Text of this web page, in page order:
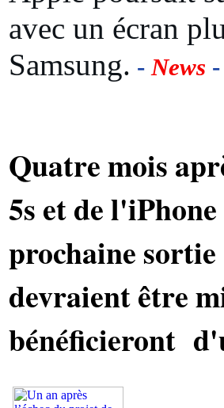
avec un écran
Samsung. -News
Quatre mois
5s et de
prochaine
devraient être
bénéficieront